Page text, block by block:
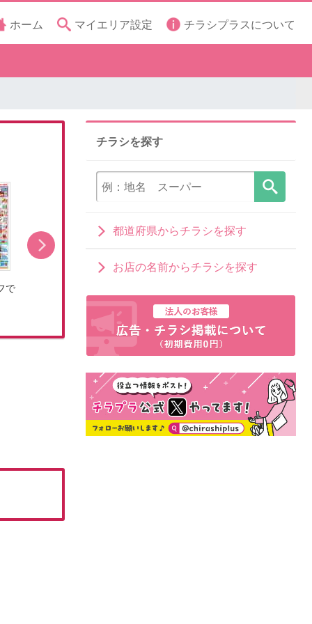
ホーム マイエリア設定 チラシプラスについて
で
チラシを探す
都道府県からチラシを探す
お店の名前からチラシを探す